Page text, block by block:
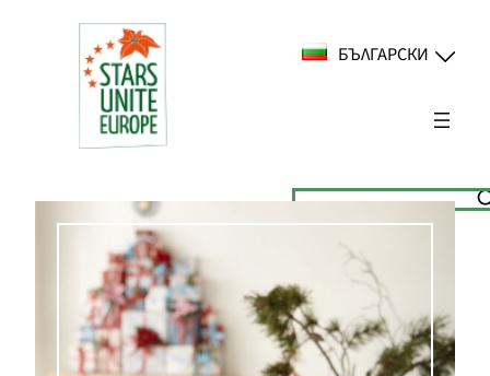
съдържанието
БЪЛГАРСКИ
Suchen